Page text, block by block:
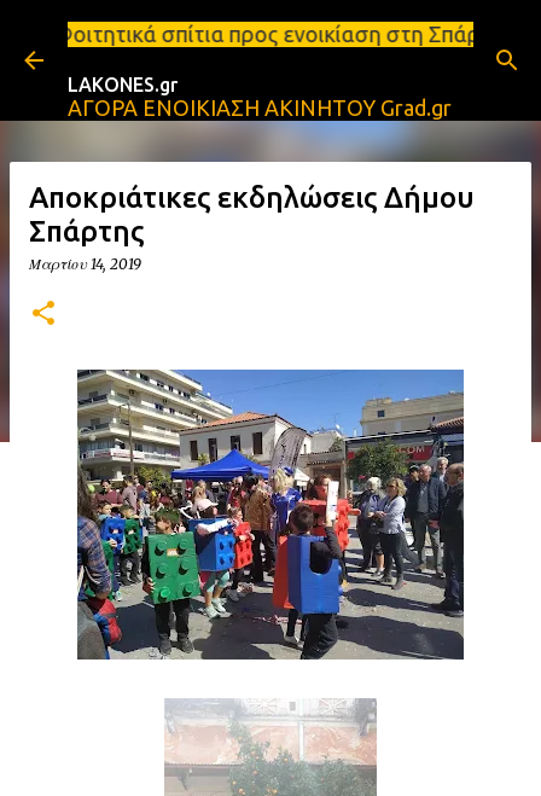
Μετάβαση στο κύριο περιεχόμενο
προς ενοικίαση στη Σπάρτη Ενοικιάσεις
LAKONES.gr
ΑΓΟΡΑ ΕΝΟΙΚΙΑΣΗ ΑΚΙΝΗΤΟΥ Grad.gr
Αποκριάτικες εκδηλώσεις Δήμου
Σπάρτης
Μαρτίου 14, 2019